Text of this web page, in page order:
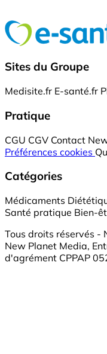
Sites du Groupe
Medisite.fr E-santé.fr
Pratique
CGU CGV Contact
Préférences cookies
Catégories
Médicaments
Santé pratique Bien-
Tous droits réservés -
New Planet Media,
d'agrément CPPAP